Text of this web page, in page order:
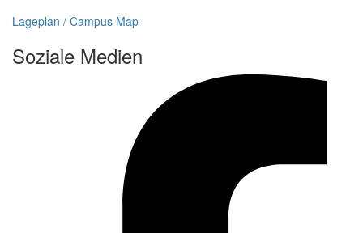
Lageplan / Campus Map
Soziale Medien